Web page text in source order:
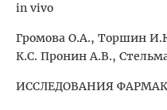
in vivo
Громова О.А., Торшин
К.С. Пронин А.В.,
ИССЛЕДОВАНИЯ